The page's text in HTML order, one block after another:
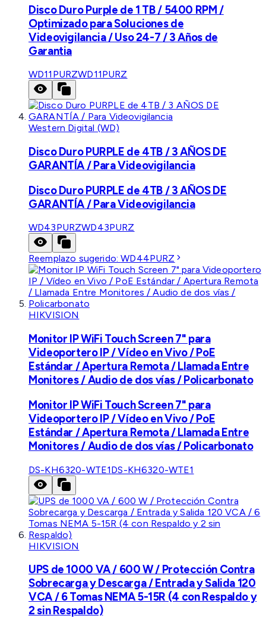
Disco Duro Purple de 1 TB / 5400 RPM /
Optimizado para Soluciones de
Videovigilancia / Uso 24-7 / 3 Años de
Garantia
WD11PURZWD11PURZ
Western Digital (WD)
Disco Duro PURPLE de 4TB / 3 AÑOS DE
GARANTÍA / Para Videovigilancia
Disco Duro PURPLE de 4TB / 3 AÑOS DE
GARANTÍA / Para Videovigilancia
WD43PURZWD43PURZ
Reemplazo sugerido:WD44PURZ
HIKVISION
Monitor IP WiFi Touch Screen 7" para
Videoportero IP / Vídeo en Vivo / PoE
Estándar / Apertura Remota / Llamada Entre
Monitores / Audio de dos vías / Policarbonato
Monitor IP WiFi Touch Screen 7" para
Videoportero IP / Vídeo en Vivo / PoE
Estándar / Apertura Remota / Llamada Entre
Monitores / Audio de dos vías / Policarbonato
DS-KH6320-WTE1DS-KH6320-WTE1
HIKVISION
UPS de 1000 VA / 600 W / Protección Contra
Sobrecarga y Descarga / Entrada y Salida 120
VCA / 6 Tomas NEMA 5-15R (4 con Respaldo y
2 sin Respaldo)